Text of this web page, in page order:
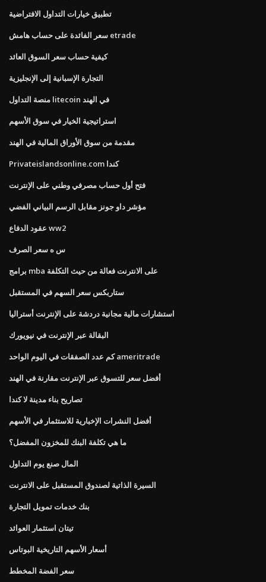
تطبيق خيارات التداول الافتراضية
سعر الفائدة على حساب هامش etrade
كيفية حساب سعر السوق العائد
التجارة الإسبانية إلى الإنجليزية
منصة التداول litecoin في الهند
استراتيجية الخيار في سوق الأسهم
مقدمة من سوق الأوراق المالية في الهند
Privateislandsonline.com كندا
فتح أول حساب مصرفي وطني على الإنترنت
مؤشر داو جونز مقابل الرسم البياني الفضي
عقود الدفاع ww2
س ه سعر الصرف
برامج mba على الانترنت فعالة من حيث التكلفة
ستاربكس سعر السهم في المستقبل
استشارات مالية مجانية دردشة على الإنترنت أستراليا
البقالة عبر الإنترنت في نيويورك
كم عدد الصفقات في اليوم الواحد ameritrade
أفضل سعر للتسوق عبر الإنترنت مقارنة في الهند
تصاريح بناء مدينة لا كندا
أفضل النشرات الإخبارية للاستثمار في الأسهم
ما هي تكلفة البنك للمخزون المفضل؟
المال صنع يوم التداول
السيرة الذاتية لصندوق المستقبل على الانترنت
بنك خدمات تمويل التجارة
تيتان استثمار العوائد
أسعار الأسهم التاريخية البوتاس
سعر الفضة المخطط